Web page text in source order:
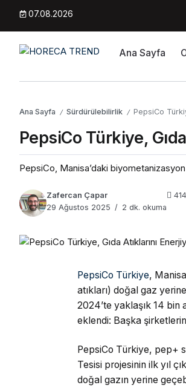
07.08.2026
Ana Sayfa
Ana Sayfa / Sürdürülebilirlik / PepsiCo
PepsiCo Türkiye,
PepsiCo, Manisa’daki
Zafercan Çapar
29 Ağustos 2025
2 dk. okuma
414
PepsiCo Türkiye,
atıkları) doğal gaz
2024’te yaklaşık 14 bin
eklendi: Başka şirketlerin
PepsiCo Türkiye, pep+
Tesisi projesinin ilk yıl
doğal gazın yerine